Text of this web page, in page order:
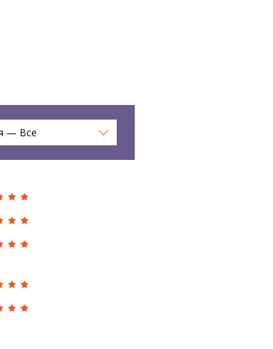
— Все